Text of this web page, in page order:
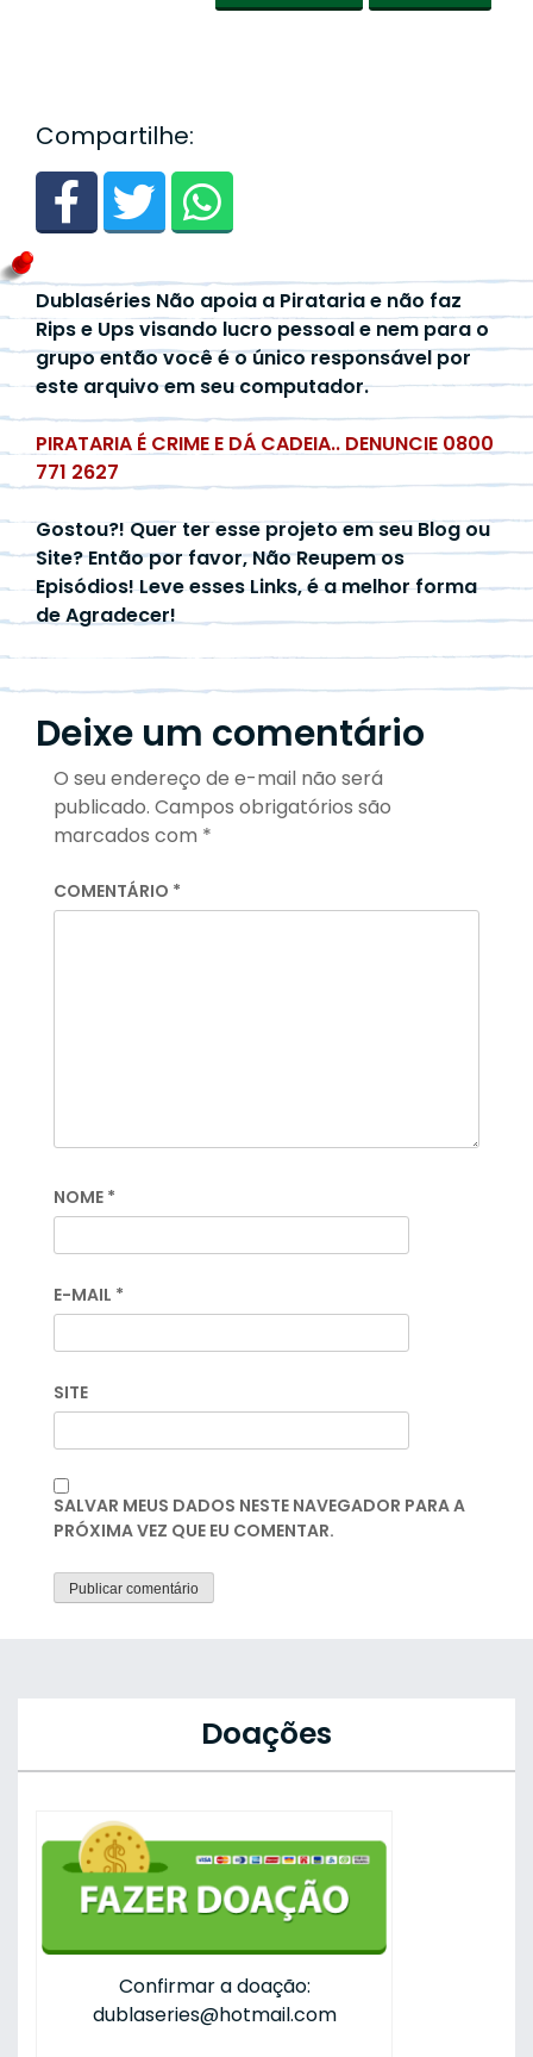
Compartilhe:
Dublaséries Não apoia a Pirataria e não faz
Rips e Ups visando lucro pessoal e nem para o
grupo então você é o único responsável por
este arquivo em seu computador.
PIRATARIA É CRIME E DÁ CADEIA.. DENUNCIE 0800
771 2627
Gostou?! Quer ter esse projeto em seu Blog ou
Site? Então por favor, Não Reupem os
Episódios! Leve esses Links, é a melhor forma
de Agradecer!
Deixe um comentário
O seu endereço de e-mail não será
publicado. Campos obrigatórios são
marcados com *
COMENTÁRIO *
NOME *
E-MAIL *
SITE
SALVAR MEUS DADOS NESTE NAVEGADOR PARA A
PRÓXIMA VEZ QUE EU COMENTAR.
Doações
Confirmar a doação:
dublaseries@hotmail.com